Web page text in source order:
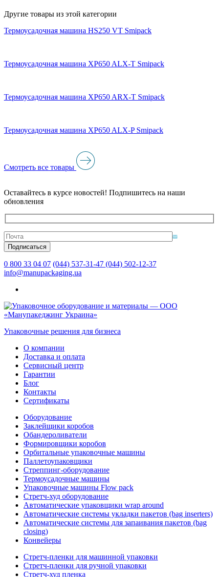
Другие товары из этой категории
Термоусадочная машина HS250 VT Smipack
Термоусадочная машина XP650 ALX-T Smipack
Термоусадочная машина XP650 ARX-T Smipack
Термоусадочная машина XP650 ALX-P Smipack
Смотреть все товары
Оставайтесь в курсе новостей! Подпишитесь на наши
обновления
0 800 33 04 07 (044) 537-31-47 (044) 502-12-37
info@manupackaging.ua
Упаковочные решения для бизнеса
О компании
Доставка и оплата
Сервисный центр
Гарантии
Блог
Контакты
Сертификаты
Оборудование
Заклейщики коробов
Обандероливатели
Формировщики коробов
Орбитальные упаковочные машины
Паллетоупаковщики
Стреппинг-оборудование
Термоусадочные машины
Упаковочные машины Flow pack
Стретч-худ оборудование
Автоматические упаковщики wrap around
Автоматические системы укладки пакетов (bag inserters)
Автоматические системы для запаивания пакетов (bag
closing)
Конвейеры
Стретч-пленки для машинной упаковки
Стретч-пленки для ручной упаковки
Стретч-худ пленка